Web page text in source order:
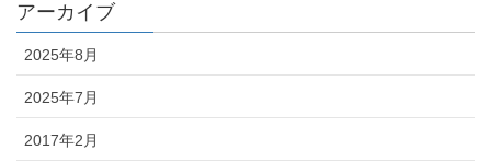
アーカイブ
2025年8月
2025年7月
2017年2月